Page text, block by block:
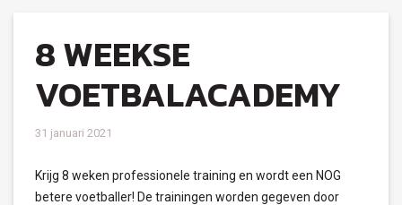
8 WEEKSE
VOETBALACADEMY
31 januari 2021
Krijg 8 weken professionele training en wordt een NOG
betere voetballer! De trainingen worden gegeven door